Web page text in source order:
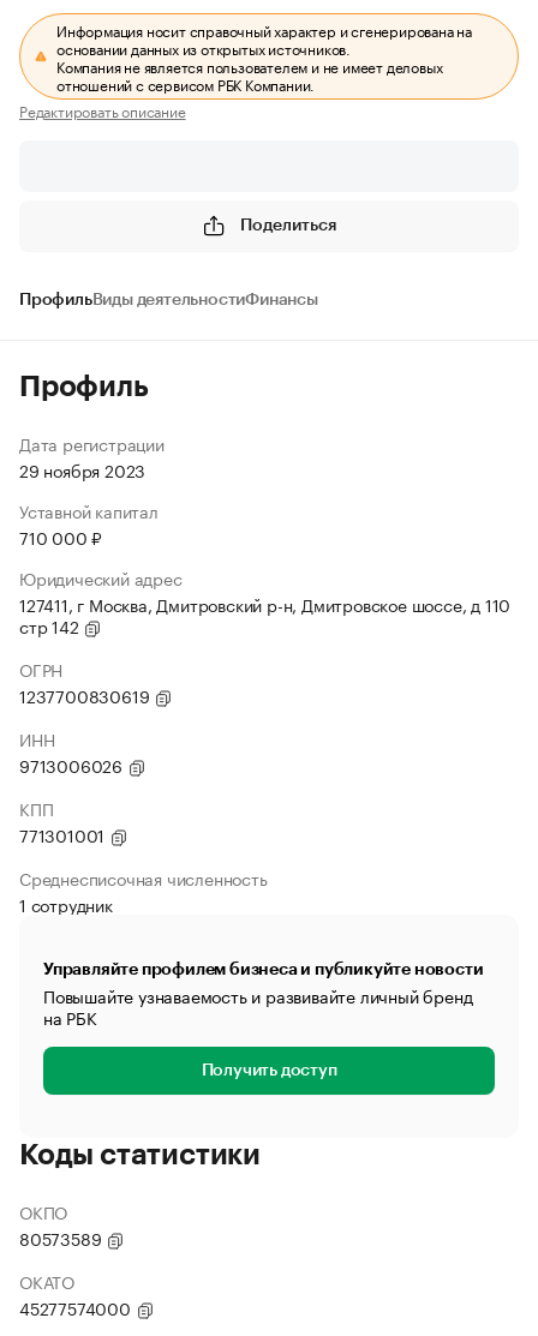
Информация носит справочный характер и сгенерирована на
основании данных из открытых источников.
Компания не является пользователем и не имеет деловых
отношений с сервисом РБК Компании.
Редактировать описание
Поделиться
ПрофильВиды деятельностиФинансы
Профиль
Дата регистрации
29 ноября 2023
Уставной капитал
710 000 ₽
Юридический адрес
127411, г Москва, Дмитровский р-н, Дмитровское шоссе, д 110
стр 142
ОГРН
1237700830619
ИНН
9713006026
КПП
771301001
Среднесписочная численность
1 сотрудник
Управляйте профилем бизнеса и публикуйте новости
Повышайте узнаваемость и развивайте личный бренд
на РБК
Получить доступ
Коды статистики
ОКПО
80573589
ОКАТО
45277574000